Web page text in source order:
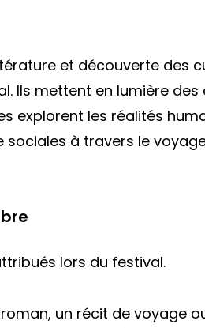
et découverte des
Ils mettent en lumière des
explorent les réalités
à travers le
lors du festival.
un récit de voyage